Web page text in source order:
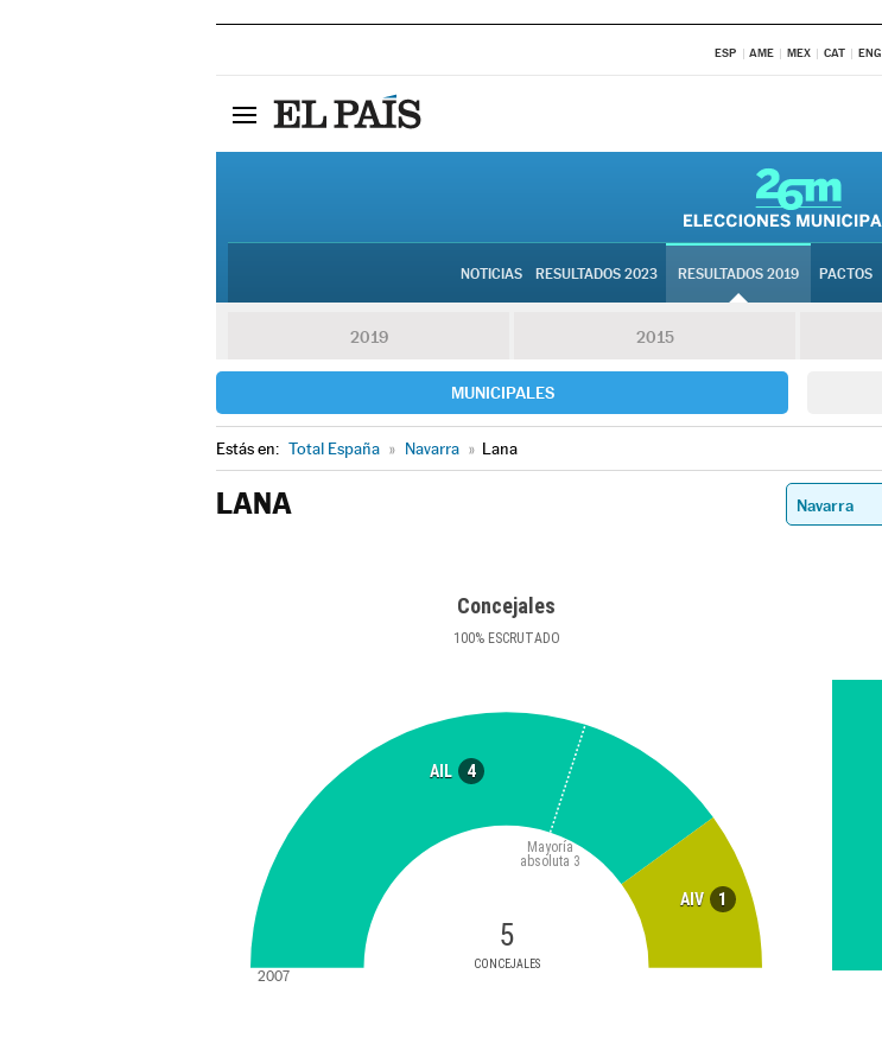
ESP AME MEX CAT ENG
NOTICIAS RESULTADOS 2023 RESULTADOS 2019 PACTOS
2019 2015
MUNICIPALES
Estás en: Total España » Navarra » Lana
LANA
Concejales
100%ESCRUTADO
AIL 4
AIV 1
5
CONCEJALES
Mayoría
absoluta 3
2007